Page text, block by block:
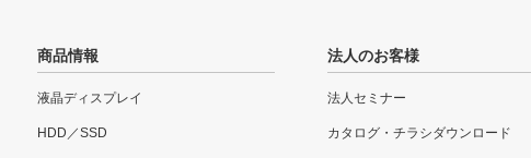
商品情報
液晶ディスプレイ
HDD／SSD
法人のお客様
法人セミナー
カタログ・チラシダウンロード